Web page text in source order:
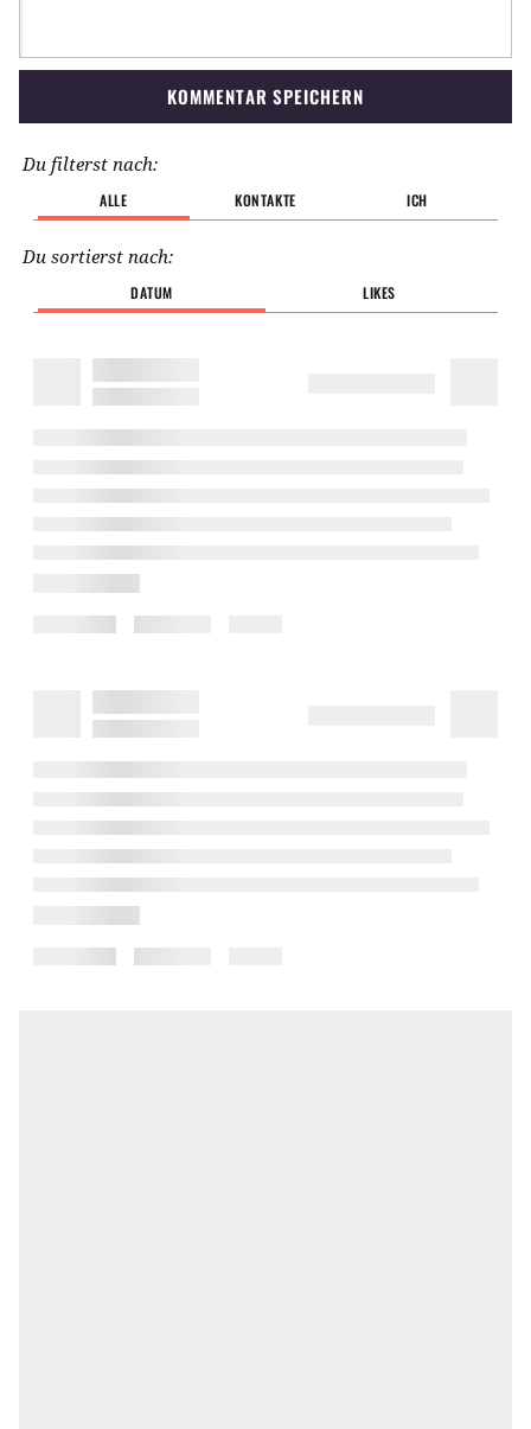
KOMMENTAR SPEICHERN
Du filterst nach:
ALLE KONTAKTE ICH
Du sortierst nach:
DATUM LIKES